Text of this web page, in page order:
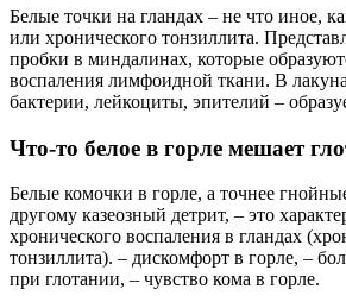
Белые точки на гландах – не что иное,
или хронического тонзиллита.
пробки в миндалинах, которые
воспаления лимфоидной ткани. В
бактерии, лейкоциты, эпителий –
Что-то белое в горле мешает
Белые комочки в горле, а точнее
другому казеозный детрит, – это
хронического воспаления в гландах
тонзиллита). – дискомфорт в горле, –
при глотании, – чувство кома в горле.